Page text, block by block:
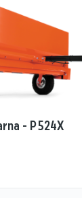
- P 524X